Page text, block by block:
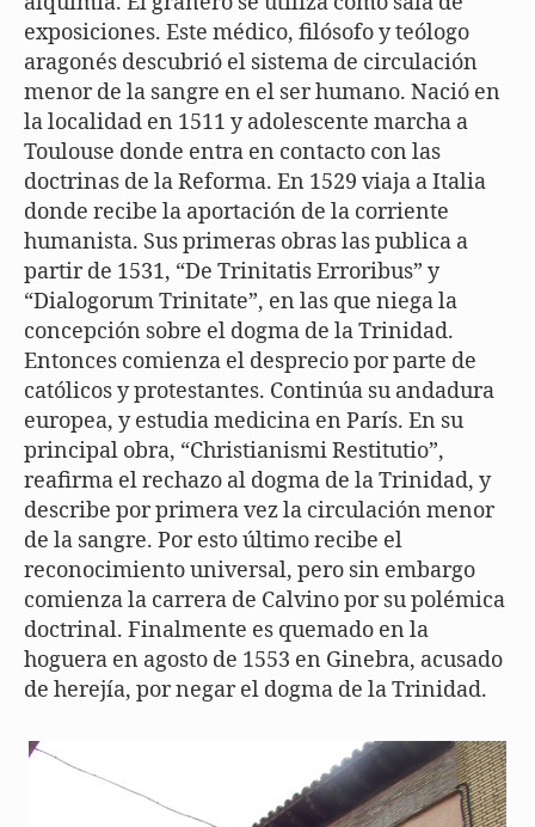
exposiciones. Este médico, filósofo y teólogo
aragonés descubrió el sistema de circulación
menor de la sangre en el ser humano. Nació en
la localidad en 1511 y adolescente marcha a
Toulouse donde entra en contacto con las
doctrinas de la Reforma. En 1529 viaja a Italia
donde recibe la aportación de la corriente
humanista. Sus primeras obras las publica a
partir de 1531, “De Trinitatis Erroribus” y
“Dialogorum Trinitate”, en las que niega la
concepción sobre el dogma de la Trinidad.
Entonces comienza el desprecio por parte de
católicos y protestantes. Continúa su andadura
europea, y estudia medicina en París. En su
principal obra, “Christianismi Restitutio”,
reafirma el rechazo al dogma de la Trinidad, y
describe por primera vez la circulación menor
de la sangre. Por esto último recibe el
reconocimiento universal, pero sin embargo
comienza la carrera de Calvino por su polémica
doctrinal. Finalmente es quemado en la
hoguera en agosto de 1553 en Ginebra, acusado
de herejía, por negar el dogma de la Trinidad.